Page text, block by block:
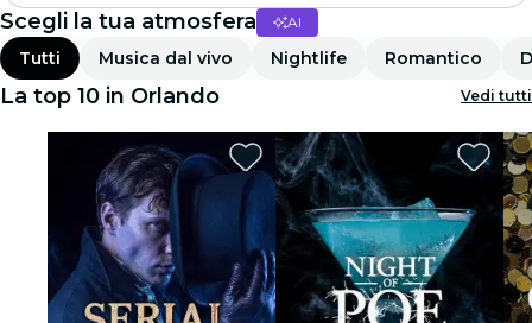
Madrid
Candlelight
Londra
Esperienze e città
San Paolo
Mostre
Scegli la tua atmosfera AI
Tutti Musica dal vivo Nightlife Romantico
La top 10 in Orlando Vedi tutti